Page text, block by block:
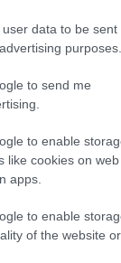
data to be sent
purposes.
to send me
to enable
like cookies on
apps.
to enable
of the website or
τμήματα,
περιοχών της